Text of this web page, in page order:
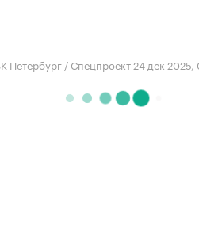
Петербург / Спецпроект 24 дек 2025,